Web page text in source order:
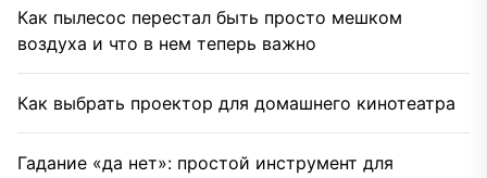
Как пылесос перестал быть просто мешком
воздуха и что в нем теперь важно
Как выбрать проектор для домашнего кинотеатра
Гадание «да нет»: простой инструмент для